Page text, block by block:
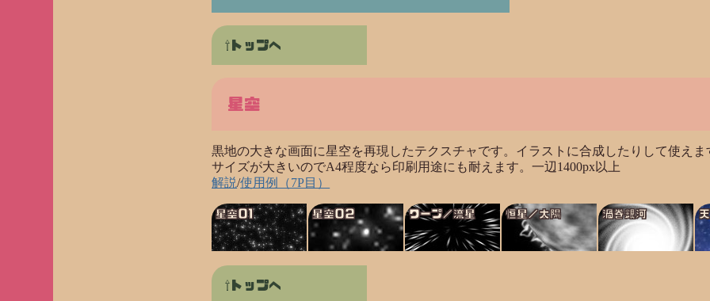
トップへ
星空
黒地の大きな画面に星空を再現したテクスチャです。イラストに合成したりして使えま
サイズが大きいのでA4程度なら印刷用途にも耐えます。一辺1400px以上
解説/使用例（7P目）
星空01 星空02 ワープ／流星 恒星／太陽 渦巻銀河
トップへ